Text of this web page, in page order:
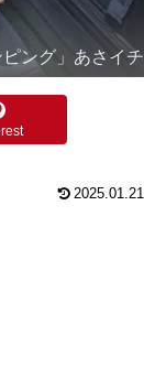
ング」あさイチ
2025.01.21